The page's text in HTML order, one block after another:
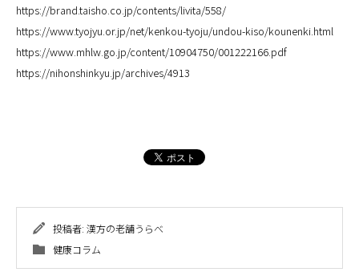
https://brand.taisho.co.jp/contents/livita/558/
https://www.tyojyu.or.jp/net/kenkou-tyoju/undou-kiso/kounenki.html
https://www.mhlw.go.jp/content/10904750/001222166.pdf
https://nihonshinkyu.jp/archives/4913
投稿者: 漢方の老舗うらべ
健康コラム